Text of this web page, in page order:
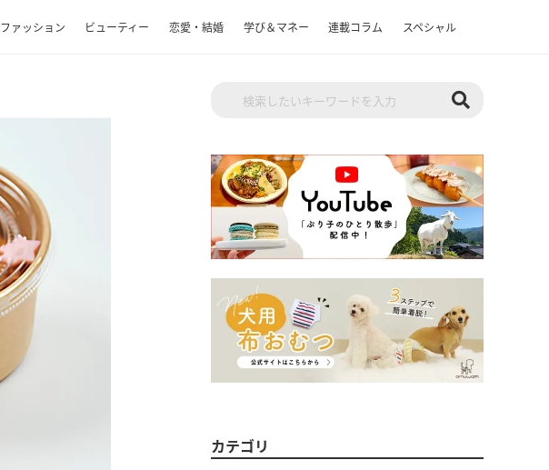
ファッション ビューティー 恋愛・結婚 学び＆マネー 連載コラム スペシャル
カテゴリ